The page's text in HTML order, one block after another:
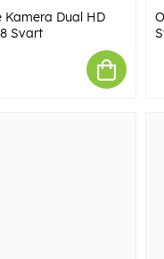
Kamera Dual HD
Svart